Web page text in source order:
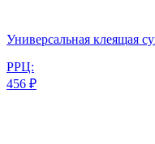
Универсальная клеящая
РРЦ:
456 ₽